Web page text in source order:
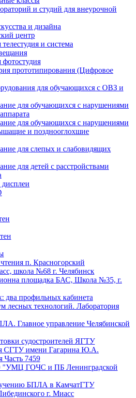
и студий для внеурочной
и дизайна
центр
и система
прототипирования (Цифровое
для обучающихся с ОВЗ и
для обучающихся с нарушениями
для обучающихся с нарушениями
и позднооглохшие
для слепых и слабовидящих
для детей с расстройствами
п. Красногорский
школа №68 г. Челябинск
площадка БАС, Школа №35, г.
два профильных кабинета
лесных технологий. Лаборатория
Главное управление Челябинской
судостроителей ЯГТУ
СГТУ имени Гагарина Ю.А.
7459
ГОЧС и ПБ Ленинградской
БПЛА в КамчатГТУ
г. Миасс